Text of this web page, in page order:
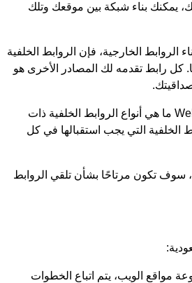
يمكنك بناء شبكة بين موقعك وتلك
الروابط الخارجية، فإن الروابط الخلفية
كل رابط تقدمه لك المصادر الأخرى هو
يعرف خبراء شركة Web City ما هي أنواع الروابط الخلفية ذات
الخلفية التي يجب استقبالها في كل
لذلك، بالتعاون مع Rirako، سوف تكون مرتاحًا بشأن تلقي الروابط
مواقع الويب، يتم اتباع الخطوات